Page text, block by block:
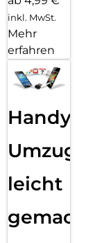
inkl. MwSt.
Mehr
erfahren
Handy
Umzug
leicht
gemacht!